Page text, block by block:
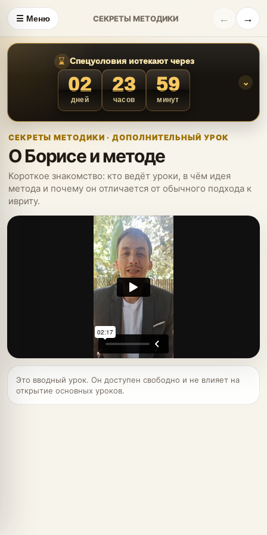
☰ Меню СЕКРЕТЫ МЕТОДИКИ ← →
⌛ Спецусловия истекают через
02
дней
23
часов
59
минут
⌄
СЕКРЕТЫ МЕТОДИКИ · ДОПОЛНИТЕЛЬНЫЙ УРОК
О Борисе и методе
Короткое знакомство: кто ведёт уроки, в чём идея
метода и почему он отличается от обычного подхода к
ивриту.
Это вводный урок. Он доступен свободно и не влияет на
открытие основных уроков.